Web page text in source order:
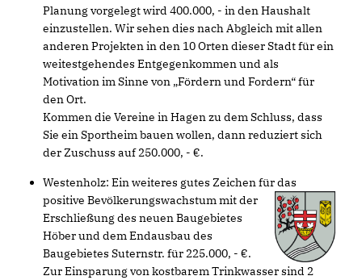
Planung vorgelegt wird 400.000, - in den Haushalt
einzustellen. Wir sehen dies nach Abgleich mit allen
anderen Projekten in den 10 Orten dieser Stadt für ein
weitestgehendes Entgegenkommen und als
Motivation im Sinne von „Fördern und Fordern“ für
den Ort.
Kommen die Vereine in Hagen zu dem Schluss, dass
Sie ein Sportheim bauen wollen, dann reduziert sich
der Zuschuss auf 250.000, - €.
Westenholz: Ein weiteres gutes Zeichen für das
positive Bevölkerungswachstum mit der
Erschließung des neuen Baugebietes
Höber und dem Endausbau des
Baugebietes Suternstr. für 225.000, - €.
Zur Einsparung von kostbarem Trinkwasser sind 2